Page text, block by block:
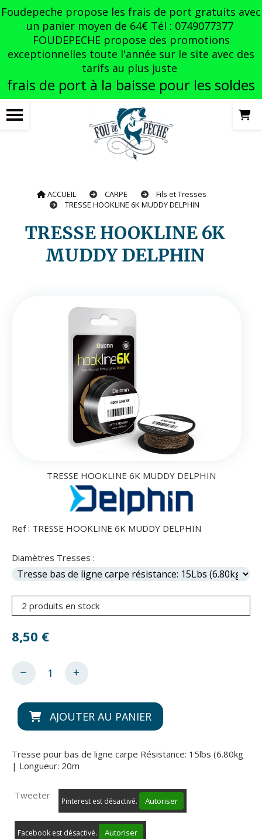
Foudepeche propose les frais de port gratuits avec
un panier moyen de 64€ Tél : 0749077377
FOUDEPECHE propose des promotions
exceptionnelles toute l'année sur le site avec des
tarifs au plus juste
frais de port à la baisse pour les soldes
ACCUEIL CARPE
Fils et Tresses
TRESSE HOOKLINE 6K MUDDY DELPHIN
TRESSE HOOKLINE 6K
MUDDY DELPHIN
TRESSE HOOKLINE 6K MUDDY DELPHIN
Ref : TRESSE HOOKLINE 6K MUDDY DELPHIN
Diamètres Tresses :
2 produits en stock
8,50 €
AJOUTER AU PANIER
Tresse pour bas de ligne carpe Résistance: 15lbs (6.80kg
| Longueur: 20m
Tweeter
Pinterest est désactivé. Autoriser
Facebook est désactivé. Autoriser